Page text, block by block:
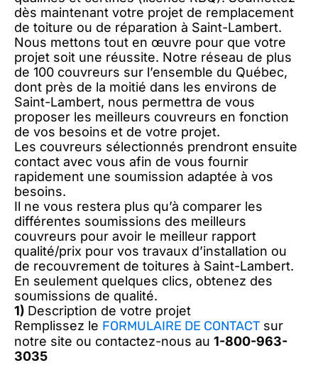
dès maintenant votre projet de remplacement
de toiture ou de réparation à Saint-Lambert.
Nous mettons tout en œuvre pour que votre
projet soit une réussite. Notre réseau de plus
de 100 couvreurs sur l’ensemble du Québec,
dont près de la moitié dans les environs de
Saint-Lambert, nous permettra de vous
proposer les meilleurs couvreurs en fonction
de vos besoins et de votre projet.
Les couvreurs sélectionnés prendront ensuite
contact avec vous afin de vous fournir
rapidement une soumission adaptée à vos
besoins.
Il ne vous restera plus qu’à comparer les
différentes soumissions des meilleurs
couvreurs pour avoir le meilleur rapport
qualité/prix pour vos travaux d’installation ou
de recouvrement de toitures à Saint-Lambert.
En seulement quelques clics, obtenez des
soumissions de qualité.
1) Description de votre projet
Remplissez le FORMULAIRE DE CONTACT sur
notre site ou contactez-nous au 1-800-963-
3035